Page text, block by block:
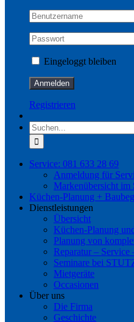
Eingeloggt bleiben
Registrieren
Suche
nach:
Service: 081 633 28 69
Anmeldung für
Markenübersicht im
Küchen-Planung +
Dienstleistungen
Übersicht
Küchen-Planung
Planung von
Reparatur –
Seminare bei
Mietgeräte
Occasionen
Über uns
Die Firma
Geschichte